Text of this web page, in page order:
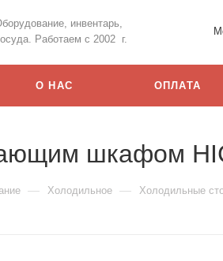
инвентарь,
Работаем с 2002 г.
О НАС ОПЛАТА
шкафом
— Холодильное — Холодильные